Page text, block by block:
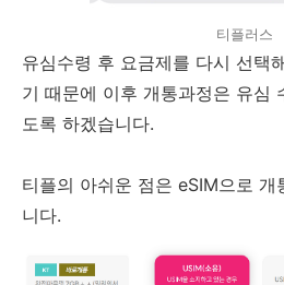
티플러스
유심수령 후 요금제를 다시 선택
기 때문에 이후 개통과정은 유심
도록 하겠습니다.
티플의 아쉬운 점은 eSIM으로 개
니다.